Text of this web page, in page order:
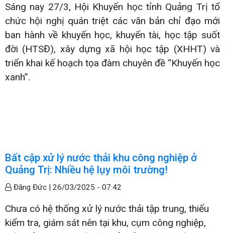
Sáng nay 27/3, Hội Khuyến học tỉnh Quảng Trị tổ
chức hội nghị quán triệt các văn bản chỉ đạo mới
ban hành về khuyến học, khuyến tài, học tập suốt
đời (HTSĐ), xây dựng xã hội học tập (XHHT) và
triển khai kế hoạch tọa đàm chuyên đề “Khuyến học
xanh”.
Bất cập xử lý nước thải khu công nghiệp ở
Quảng Trị: Nhiều hệ lụy môi trường!
Đăng Đức | 26/03/2025 - 07:42
Chưa có hệ thống xử lý nước thải tập trung, thiếu
kiểm tra, giám sát nên tại khu, cụm công nghiệp,